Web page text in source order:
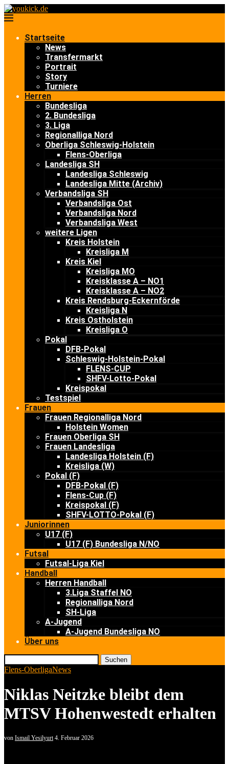
Startseite
News
Transfermarkt
Portrait
Story
Turniere
Herren
Bundesliga
2. Bundesliga
3. Liga
Regionalliga Nord
Oberliga Schleswig-Holstein
Flens-Oberliga
Landesliga SH
Landesliga Schleswig
Landesliga Mitte (Archiv)
Verbandsliga SH
Verbandsliga Ost
Verbandsliga Nord
Verbandsliga West
weitere Ligen
Kreis Holstein
Kreisliga M
Kreis Kiel
Kreisliga MO
Kreisklasse A – NO1
Kreisklasse A – NO2
Kreis Rendsburg-Eckernförde
Kreisliga N
Kreis Ostholstein
Kreisliga O
Pokal
DFB-Pokal
Schleswig-Holstein-Pokal
FLENS-CUP
SHFV-Lotto-Pokal
Kreispokal
Testspiel
Frauen
Frauen Regionalliga Nord
Holstein Women
Frauen Oberliga SH
Frauen Landesliga
Landesliga Holstein (F)
Kreisliga (W)
Pokal (F)
DFB-Pokal (F)
Flens-Cup (F)
Kreispokal (F)
SHFV-LOTTO-Pokal (F)
Juniorinnen
U17 (F)
U17 (F) Bundesliga N/NO
Futsal
Futsal-Liga Kiel
Handball
Herren Handball
3.Liga Staffel NO
Regionalliga Nord
SH-Liga
A-Jugend
A-Jugend Bundesliga NO
Über uns
Suchen
Flens-OberligaNews
Niklas Neitzke bleibt dem
MTSV Hohenwestedt erhalten
von Ismail Yesilyurt 4. Februar 2026